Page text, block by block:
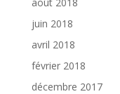
juin 2018
avril 2018
février 2018
décembre 2017